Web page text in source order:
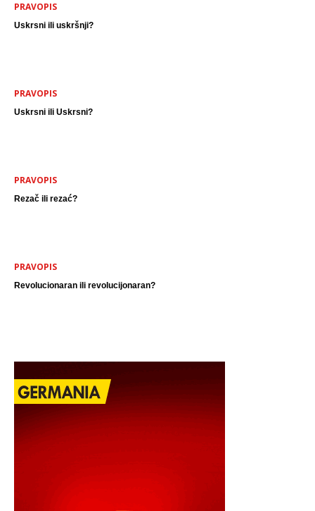
PRAVOPIS
Uskrsni ili uskršnji?
PRAVOPIS
Uskrsni ili Uskrsni?
PRAVOPIS
Rezač ili rezać?
PRAVOPIS
Revolucionaran ili revolucijonaran?